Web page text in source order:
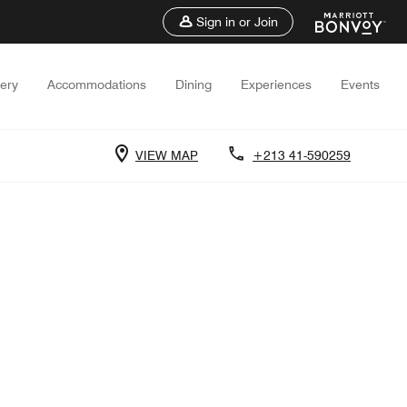
Sign in or Join
Accommodations Dining Experiences Events
VIEW MAP +213 41-590259